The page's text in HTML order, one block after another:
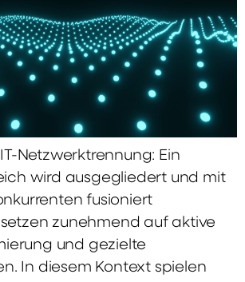
Netzwerktrennung: Ein
wird ausgegliedert und mit
fusioniert
zunehmend auf aktive
und gezielte
In diesem Kontext spielen